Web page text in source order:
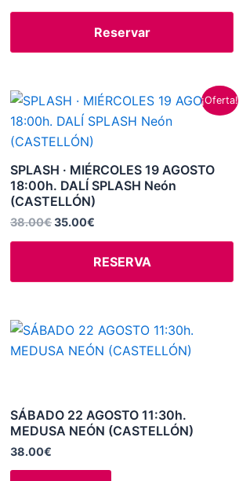
Reservar
¡Oferta!
SPLASH · MIÉRCOLES 19 AGOSTO
18:00h. DALÍ SPLASH Neón
(CASTELLÓN)
38.00€
El
precio
original
era:
35.00€
El
precio
actual
RESERVA
SÁBADO 22 AGOSTO 11:30h.
MEDUSA NEÓN (CASTELLÓN)
38.00€
Este
producto
variantes.
Las
se